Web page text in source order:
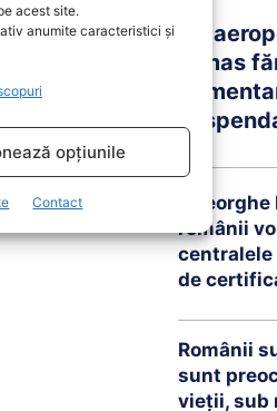
acest site.
anumite caracteristici și
opțiunile
Contact
din
Un
rămas
românii
centralele
de
Românii
sunt
vieții, sub